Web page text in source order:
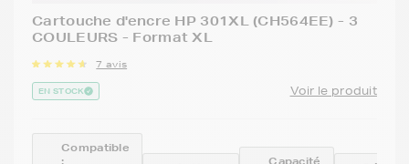
Cartouche d'encre HP 301XL (CH564EE) - 3
COULEURS - Format XL
7 avis
EN STOCK Voir le produit
Compatible
:
Capacité